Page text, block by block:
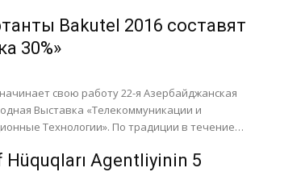
Bakutel 2016 составят
30%»
свою работу 22-я Азербайджанская
Выставка «Телекоммуникации и
Технологии». По традиции в течение
Hüquqları Agentliyinin 5